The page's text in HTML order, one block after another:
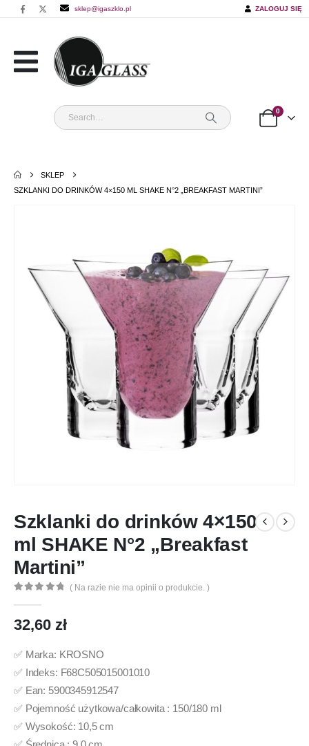
sklep@igaszklo.pl ZALOGUJ SIĘ
0
SKLEP
SZKLANKI DO DRINKÓW 4×150 ML SHAKE N°2 „BREAKFAST MARTINI”
Szklanki do drinków 4×150
ml SHAKE N°2 „Breakfast
Martini”
( Na razie nie ma opinii o produkcie. )
32,60 zł
✅ Marka: KROSNO
✅ Indeks: F68C505015001010
✅ Ean: 5900345912547
✅ Pojemność użytkowa/całkowita : 150/180 ml
✅ Wysokość: 10,5 cm